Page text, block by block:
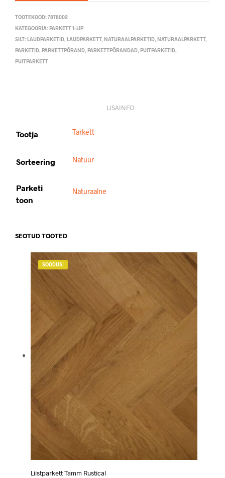
TOOTEKOOD:7878002
KATEGOORIA:PARKETT 1-LIP
SILT:LAUDPARKETID, LAUDPARKETT, NATURAALPARKETID, NATURAALPARKETT,
PARKETID, PARKETTPÕRAND, PARKETTPÕRANDAD, PUITPARKETID,
PUITPARKETT
LISAINFO
Tootja Tarkett
Sorteering Natuur
Parketi
toon
Naturaalne
SEOTUD TOOTED
SOODUS!
Liistparkett Tamm Rustical